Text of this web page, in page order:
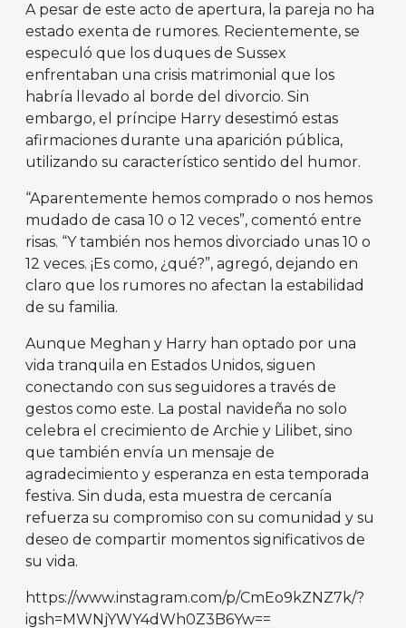
A pesar de este acto de apertura, la pareja no ha
estado exenta de rumores. Recientemente, se
especuló que los duques de Sussex
enfrentaban una crisis matrimonial que los
habría llevado al borde del divorcio. Sin
embargo, el príncipe Harry desestimó estas
afirmaciones durante una aparición pública,
utilizando su característico sentido del humor.
“Aparentemente hemos comprado o nos hemos
mudado de casa 10 o 12 veces”, comentó entre
risas. “Y también nos hemos divorciado unas 10 o
12 veces. ¡Es como, ¿qué?”, agregó, dejando en
claro que los rumores no afectan la estabilidad
de su familia.
Aunque Meghan y Harry han optado por una
vida tranquila en Estados Unidos, siguen
conectando con sus seguidores a través de
gestos como este. La postal navideña no solo
celebra el crecimiento de Archie y Lilibet, sino
que también envía un mensaje de
agradecimiento y esperanza en esta temporada
festiva. Sin duda, esta muestra de cercanía
refuerza su compromiso con su comunidad y su
deseo de compartir momentos significativos de
su vida.
https://www.instagram.com/p/CmEo9kZNZ7k/?
igsh=MWNjYWY4dWh0Z3B6Yw==